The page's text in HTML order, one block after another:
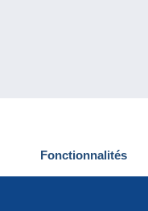
Fonctionnalités
Nouveautés